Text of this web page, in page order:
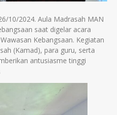
10/2024. Aula Madrasah MAN
saat digelar acara
Kebangsaan. Kegiatan
(Kamad), para guru, serta
antusiasme tinggi